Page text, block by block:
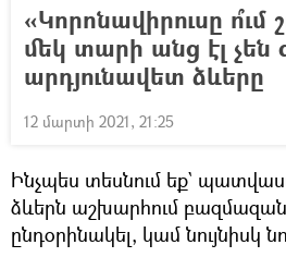
«Կորոնավիրուսը ո՞ւմ
մեկ տարի անց էլ չեն
արդյունավետ ձևերը
12 մարտի 2021, 21:25
Ինչպես տեսնում եք`
ձևերն աշխարհում բազմազան
ընդօրինակել, կամ նույնիսկ